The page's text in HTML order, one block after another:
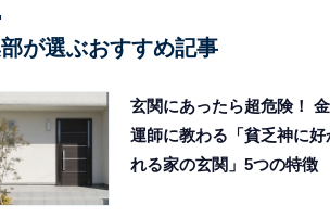
が選ぶおすすめ記事
玄関にあったら超危険！ 金
運師に教わる「貧乏神に好
れる家の玄関」5つの特徴